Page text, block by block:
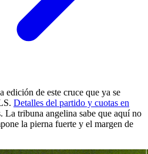
edición de este cruce que ya se
Detalles del partido y cuotas en
La tribuna angelina sabe que aquí no
la pierna fuerte y el margen de